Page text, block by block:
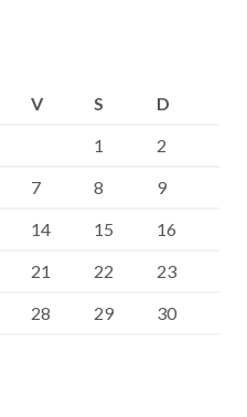
V S
D
1
2
7 8
9
14 15
16
21 22
23
28 29
30